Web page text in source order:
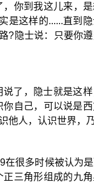
你到我这儿来，
这样的......直到隐
?隐士说：只要你
了，隐士就是这
自己，可以说是
人，认识世界，
很多时候被认为
三角形组成的九